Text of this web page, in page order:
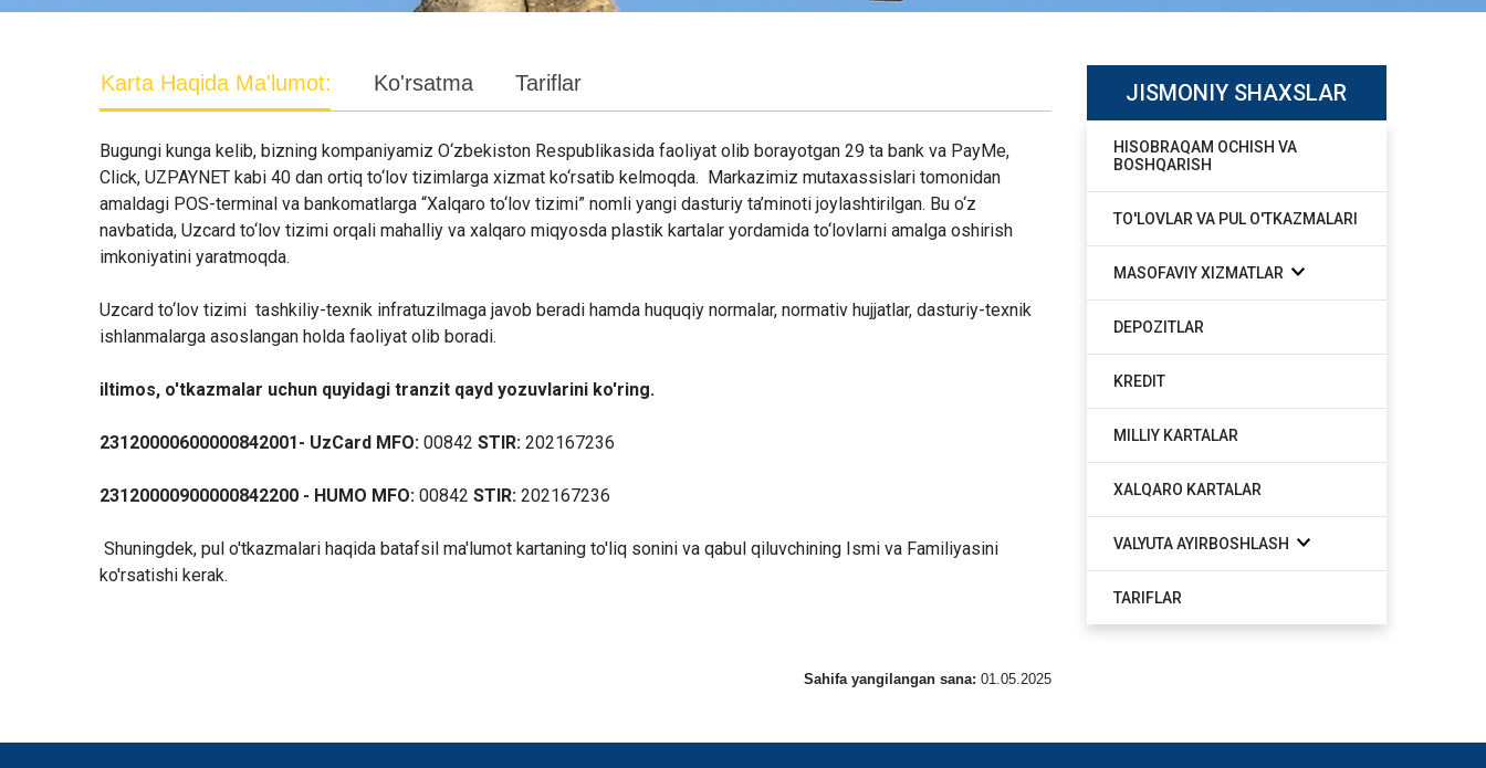
Karta Haqida Ma'lumot: Ko'rsatma Tariflar
Bugungi kunga kelib, bizning kompaniyamiz O‘zbekiston Respublikasida faoliyat olib borayotgan 29 ta bank va PayMe,
Click, UZPAYNET kabi 40 dan ortiq to‘lov tizimlarga xizmat ko‘rsatib kelmoqda. Markazimiz mutaxassislari tomonidan
amaldagi POS-terminal va bankomatlarga “Xalqaro to‘lov tizimi” nomli yangi dasturiy ta’minoti joylashtirilgan. Bu o‘z
navbatida, Uzcard to‘lov tizimi orqali mahalliy va xalqaro miqyosda plastik kartalar yordamida to‘lovlarni amalga oshirish
imkoniyatini yaratmoqda.
Uzcard to‘lov tizimi tashkiliy-texnik infratuzilmaga javob beradi hamda huquqiy normalar, normativ hujjatlar, dasturiy-texnik
ishlanmalarga asoslangan holda faoliyat olib boradi.
iltimos, o'tkazmalar uchun quyidagi tranzit qayd yozuvlarini ko'ring.
23120000600000842001- UzCard MFO: 00842 STIR: 202167236
23120000900000842200 - HUMO MFO: 00842 STIR: 202167236
Shuningdek, pul o'tkazmalari haqida batafsil ma'lumot kartaning to'liq sonini va qabul qiluvchining Ismi va Familiyasini
ko'rsatishi kerak.
Sahifa yangilangan sana: 01.05.2025
JISMONIY SHAXSLAR
HISOBRAQAM OCHISH VA
BOSHQARISH
TO'LOVLAR VA PUL O'TKAZMALARI
MASOFAVIY XIZMATLAR
DEPOZITLAR
KREDIT
MILLIY KARTALAR
XALQARO KARTALAR
VALYUTA AYIRBOSHLASH
TARIFLAR